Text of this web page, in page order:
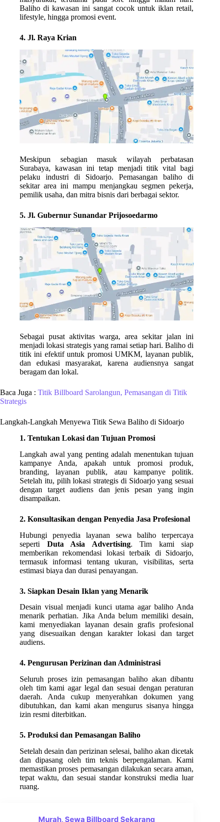
Baliho di kawasan ini sangat cocok untuk iklan retail,
lifestyle, hingga promosi event.
4. Jl. Raya Krian
Meskipun sebagian masuk wilayah perbatasan
Surabaya, kawasan ini tetap menjadi titik vital bagi
pelaku industri di Sidoarjo. Pemasangan baliho di
sekitar area ini mampu menjangkau segmen pekerja,
pemilik usaha, dan mitra bisnis dari berbagai sektor.
5. Jl. Gubernur Sunandar Prijosoedarmo
Sebagai pusat aktivitas warga, area sekitar jalan ini
menjadi lokasi strategis yang ramai setiap hari. Baliho di
titik ini efektif untuk promosi UMKM, layanan publik,
dan edukasi masyarakat, karena audiensnya sangat
beragam dan lokal.
Baca Juga : Titik Billboard Sarolangun, Pemasangan di Titik
Strategis
Langkah-Langkah Menyewa Titik Sewa Baliho di Sidoarjo
1. Tentukan Lokasi dan Tujuan Promosi
Langkah awal yang penting adalah menentukan tujuan
kampanye Anda, apakah untuk promosi produk,
branding, layanan publik, atau kampanye politik.
Setelah itu, pilih lokasi strategis di Sidoarjo yang sesuai
dengan target audiens dan jenis pesan yang ingin
disampaikan.
2. Konsultasikan dengan Penyedia Jasa Profesional
Hubungi penyedia layanan sewa baliho terpercaya
seperti Duta Asia Advertising. Tim kami siap
memberikan rekomendasi lokasi terbaik di Sidoarjo,
termasuk informasi tentang ukuran, visibilitas, serta
estimasi biaya dan durasi penayangan.
3. Siapkan Desain Iklan yang Menarik
Desain visual menjadi kunci utama agar baliho Anda
menarik perhatian. Jika Anda belum memiliki desain,
kami menyediakan layanan desain grafis profesional
yang disesuaikan dengan karakter lokasi dan target
audiens.
4. Pengurusan Perizinan dan Administrasi
Seluruh proses izin pemasangan baliho akan dibantu
oleh tim kami agar legal dan sesuai dengan peraturan
daerah. Anda cukup menyerahkan dokumen yang
dibutuhkan, dan kami akan mengurus sisanya hingga
izin resmi diterbitkan.
5. Produksi dan Pemasangan Baliho
Setelah desain dan perizinan selesai, baliho akan dicetak
dan dipasang oleh tim teknis berpengalaman. Kami
memastikan proses pemasangan dilakukan secara aman,
tepat waktu, dan sesuai standar konstruksi media luar
ruang.
Murah, Sewa Billboard Sekarang